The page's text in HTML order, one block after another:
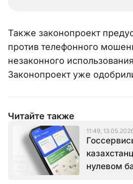
Также законопроект
против телефонного
незаконного
Законопроект уже
Читайте также
11:49,
нулевом